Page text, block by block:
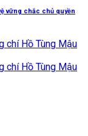
vững chắc chủ quyền
chí Hồ Tùng Mậu
chí Hồ Tùng Mậu